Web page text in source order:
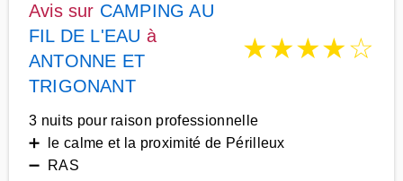
Avis sur CAMPING AU
FIL DE L'EAU à
ANTONNE ET
TRIGONANT
★★★★☆
3 nuits pour raison professionnelle
➕ le calme et la proximité de Périlleux
➖ RAS